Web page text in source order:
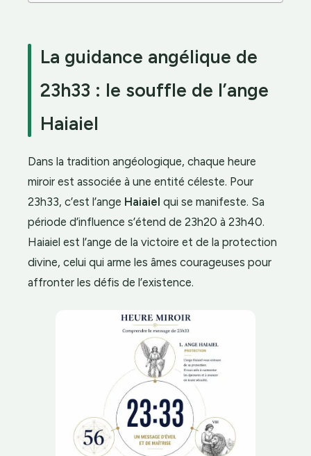
La guidance angélique de
23h33 : le souffle de l’ange
Haiaiel
Dans la tradition angéologique, chaque heure
miroir est associée à une entité céleste. Pour
23h33, c’est l’ange Haiaiel qui se manifeste. Sa
période d’influence s’étend de 23h20 à 23h40.
Haiaiel est l’ange de la victoire et de la protection
divine, celui qui arme les âmes courageuses pour
affronter les défis de l’existence.